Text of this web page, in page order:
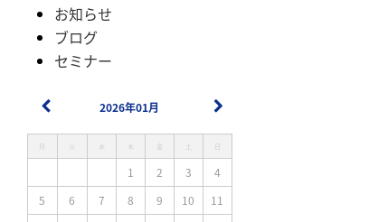
お知らせ
ブログ
セミナー
2026年01月
月 火 水 木 金 土 日
1 2 3
4
5
6 7 8 9 10
11